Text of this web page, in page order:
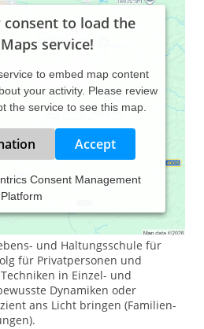
consent to load the
service!
to embed map content
your activity. Please review
the service to see this map.
Accept
Consent Management
Platform
Psychologin Henriette Stephan
Coaching und
Neuhausen. Universelle,
und Haltungsschule für
für Privatpersonen und
in Einzel- und
Dynamiken oder
ans Licht bringen (Familien-